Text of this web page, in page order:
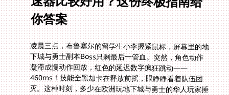
你答案
凌晨三点，布鲁塞尔的留学生小李握紧鼠标，屏幕里的地
下城与勇士副本Boss只剩最后一管血。突然，角色动作
凝滞成慢动作回放，红色的延迟数字疯狂跳动——
460ms！技能全黑却卡在释放前摇，眼睁睁看着队伍团
灭。这种时刻，多少在欧洲玩地下城与勇士的华人玩家捶
过键盘？地域阻隔带来的高延迟、数据丢包、频繁掉线，
简直是游戏体验的终极杀手。但问题根源其实很单纯：你
与国服服务器之间隔着复杂的国际网络海洋。解决的关